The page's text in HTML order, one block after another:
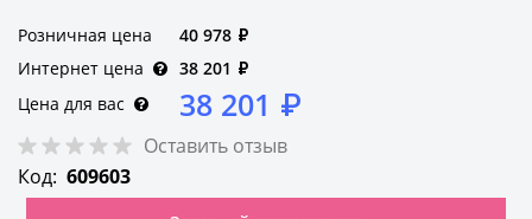
Розничная цена 40 978 ₽
Интернет цена
38 201 ₽
Цена для вас
38 201 ₽
Оставить отзыв
Код: 609603